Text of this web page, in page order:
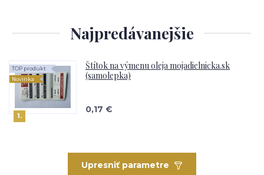
Najpredávanejšie
1.
Štítok na výmenu oleja mojadielnicka.sk
(samolepka)
TOP produkt
Novinka
0,17 €
Upresniť parametre